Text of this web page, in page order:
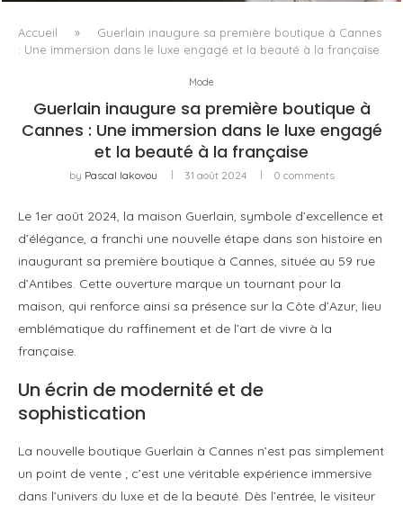
Accueil »
Guerlain inaugure sa première boutique à Cannes
: Une immersion dans le luxe engagé et la beauté à la française
Mode
Guerlain inaugure sa première boutique à
Cannes : Une immersion dans le luxe engagé
et la beauté à la française
by Pascal Iakovou 31 août 2024 0 comments
Le 1er août 2024, la maison Guerlain, symbole d’excellence et
d’élégance, a franchi une nouvelle étape dans son histoire en
inaugurant sa première boutique à Cannes, située au 59 rue
d’Antibes. Cette ouverture marque un tournant pour la
maison, qui renforce ainsi sa présence sur la Côte d’Azur, lieu
emblématique du raffinement et de l’art de vivre à la
française.
Un écrin de modernité et de
sophistication
La nouvelle boutique Guerlain à Cannes n’est pas simplement
un point de vente ; c’est une véritable expérience immersive
dans l’univers du luxe et de la beauté. Dès l’entrée, le visiteur